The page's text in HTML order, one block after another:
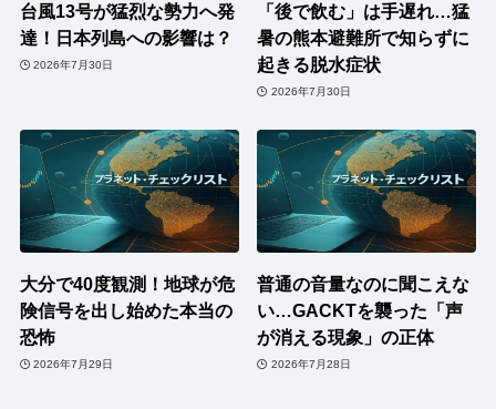
台風13号が猛烈な勢力へ発
達！日本列島への影響は？
2026年7月30日
「後で飲む」は手遅れ…猛
暑の熊本避難所で知らずに
起きる脱水症状
2026年7月30日
大分で40度観測！地球が危
険信号を出し始めた本当の
恐怖
2026年7月29日
普通の音量なのに聞こえな
い…GACKTを襲った「声
が消える現象」の正体
2026年7月28日